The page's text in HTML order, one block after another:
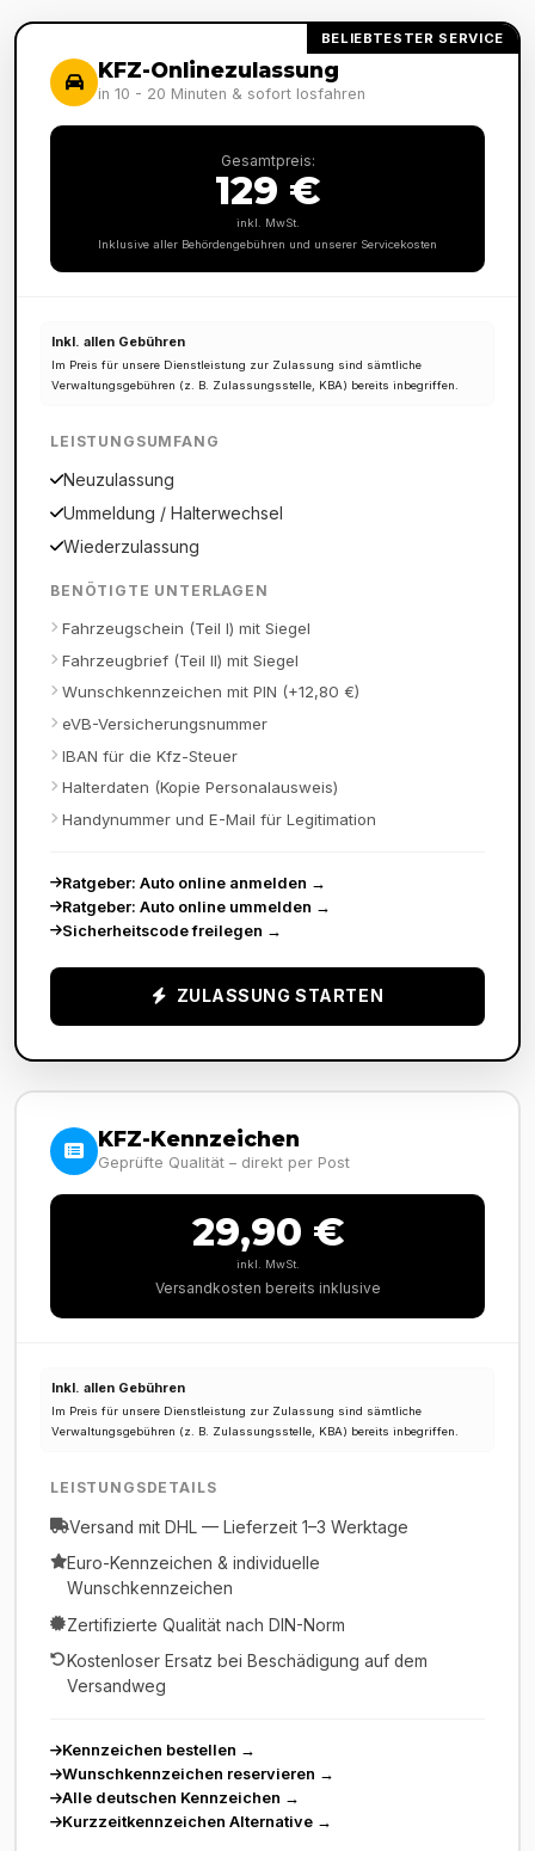
BELIEBTESTER SERVICE
KFZ-Onlinezulassung
in 10 - 20 Minuten & sofort losfahren
Gesamtpreis:
129 €
inkl. MwSt.
Inklusive aller Behördengebühren und unserer Servicekosten
Inkl. allen Gebühren
Im Preis für unsere Dienstleistung zur Zulassung sind sämtliche
Verwaltungsgebühren (z. B. Zulassungsstelle, KBA) bereits inbegriffen.
LEISTUNGSUMFANG
Neuzulassung
Ummeldung / Halterwechsel
Wiederzulassung
BENÖTIGTE UNTERLAGEN
Fahrzeugschein (Teil I) mit Siegel
Fahrzeugbrief (Teil II) mit Siegel
Wunschkennzeichen mit PIN (+12,80 €)
eVB-Versicherungsnummer
IBAN für die Kfz-Steuer
Halterdaten (Kopie Personalausweis)
Handynummer und E-Mail für Legitimation
Ratgeber: Auto online anmelden →
Ratgeber: Auto online ummelden →
Sicherheitscode freilegen →
ZULASSUNG STARTEN
KFZ-Kennzeichen
Geprüfte Qualität – direkt per Post
29,90 €
inkl. MwSt.
Versandkosten bereits inklusive
Inkl. allen Gebühren
Im Preis für unsere Dienstleistung zur Zulassung sind sämtliche
Verwaltungsgebühren (z. B. Zulassungsstelle, KBA) bereits inbegriffen.
LEISTUNGSDETAILS
Versand mit DHL — Lieferzeit 1–3 Werktage
Euro-Kennzeichen & individuelle
Wunschkennzeichen
Zertifizierte Qualität nach DIN-Norm
Kostenloser Ersatz bei Beschädigung auf dem
Versandweg
Kennzeichen bestellen →
Wunschkennzeichen reservieren →
Alle deutschen Kennzeichen →
Kurzzeitkennzeichen Alternative →